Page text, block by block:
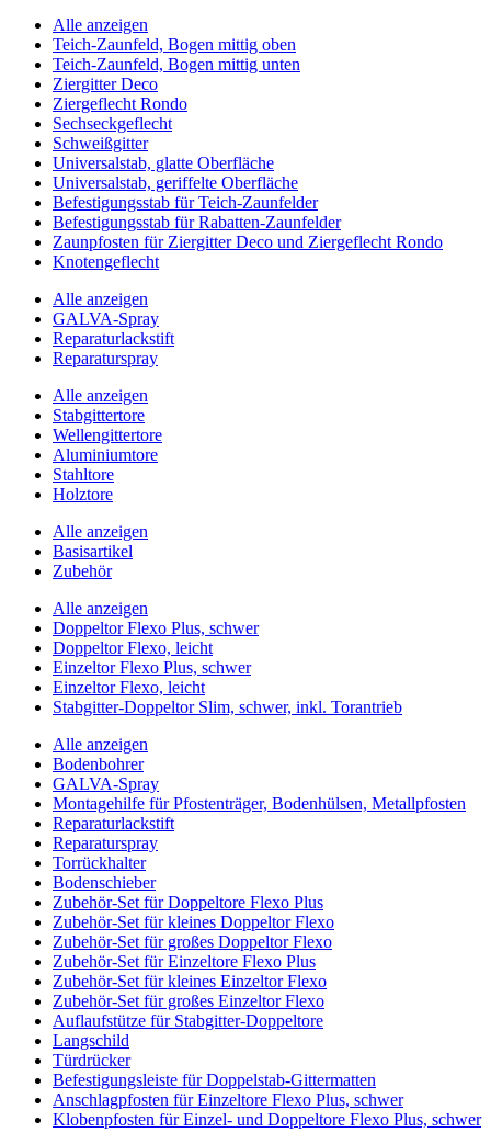
Alle anzeigen
Teich-Zaunfeld, Bogen mittig oben
Teich-Zaunfeld, Bogen mittig unten
Ziergitter Deco
Ziergeflecht Rondo
Sechseckgeflecht
Schweißgitter
Universalstab, glatte Oberfläche
Universalstab, geriffelte Oberfläche
Befestigungsstab für Teich-Zaunfelder
Befestigungsstab für Rabatten-Zaunfelder
Zaunpfosten für Ziergitter Deco und Ziergeflecht Rondo
Knotengeflecht
Alle anzeigen
GALVA-Spray
Reparaturlackstift
Reparaturspray
Alle anzeigen
Stabgittertore
Wellengittertore
Aluminiumtore
Stahltore
Holztore
Alle anzeigen
Basisartikel
Zubehör
Alle anzeigen
Doppeltor Flexo Plus, schwer
Doppeltor Flexo, leicht
Einzeltor Flexo Plus, schwer
Einzeltor Flexo, leicht
Stabgitter-Doppeltor Slim, schwer, inkl. Torantrieb
Alle anzeigen
Bodenbohrer
GALVA-Spray
Montagehilfe für Pfostenträger, Bodenhülsen, Metallpfosten
Reparaturlackstift
Reparaturspray
Torrückhalter
Bodenschieber
Zubehör-Set für Doppeltore Flexo Plus
Zubehör-Set für kleines Doppeltor Flexo
Zubehör-Set für großes Doppeltor Flexo
Zubehör-Set für Einzeltore Flexo Plus
Zubehör-Set für kleines Einzeltor Flexo
Zubehör-Set für großes Einzeltor Flexo
Auflaufstütze für Stabgitter-Doppeltore
Langschild
Türdrücker
Befestigungsleiste für Doppelstab-Gittermatten
Anschlagpfosten für Einzeltore Flexo Plus, schwer
Klobenpfosten für Einzel- und Doppeltore Flexo Plus, schwer